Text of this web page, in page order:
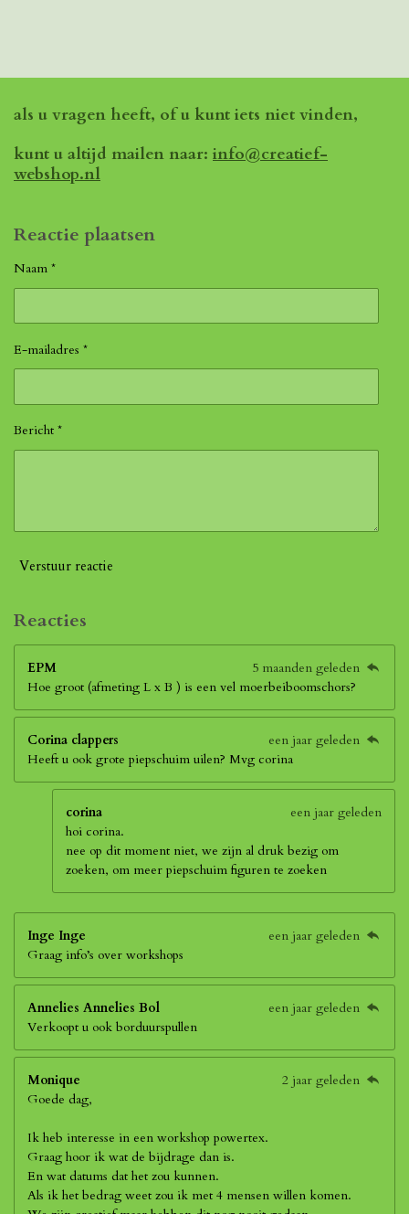
als u vragen heeft, of u kunt iets niet vinden,
kunt u altijd mailen naar: info@creatief-
webshop.nl
Reactie plaatsen
Naam *
E-mailadres *
Bericht *
Verstuur reactie
Reacties
EPM
5 maanden geleden
Hoe groot (afmeting L x B ) is een vel moerbeiboomschors?
Corina clappers
een jaar geleden
Heeft u ook grote piepschuim uilen? Mvg corina
corina
een jaar geleden
hoi corina.
nee op dit moment niet, we zijn al druk bezig om
zoeken, om meer piepschuim figuren te zoeken
Inge Inge
een jaar geleden
Graag info’s over workshops
Annelies Annelies Bol
een jaar geleden
Verkoopt u ook borduurspullen
Monique
2 jaar geleden
Goede dag,
Ik heb interesse in een workshop powertex.
Graag hoor ik wat de bijdrage dan is.
En wat datums dat het zou kunnen.
Als ik het bedrag weet zou ik met 4 mensen willen komen.